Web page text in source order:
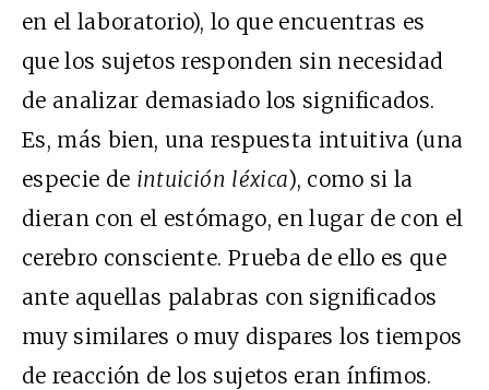
en el laboratorio), lo que encuentras es
que los sujetos responden sin necesidad
de analizar demasiado los significados.
Es, más bien, una respuesta intuitiva (una
especie de intuición léxica), como si la
dieran con el estómago, en lugar de con el
cerebro consciente. Prueba de ello es que
ante aquellas palabras con significados
muy similares o muy dispares los tiempos
de reacción de los sujetos eran ínfimos.